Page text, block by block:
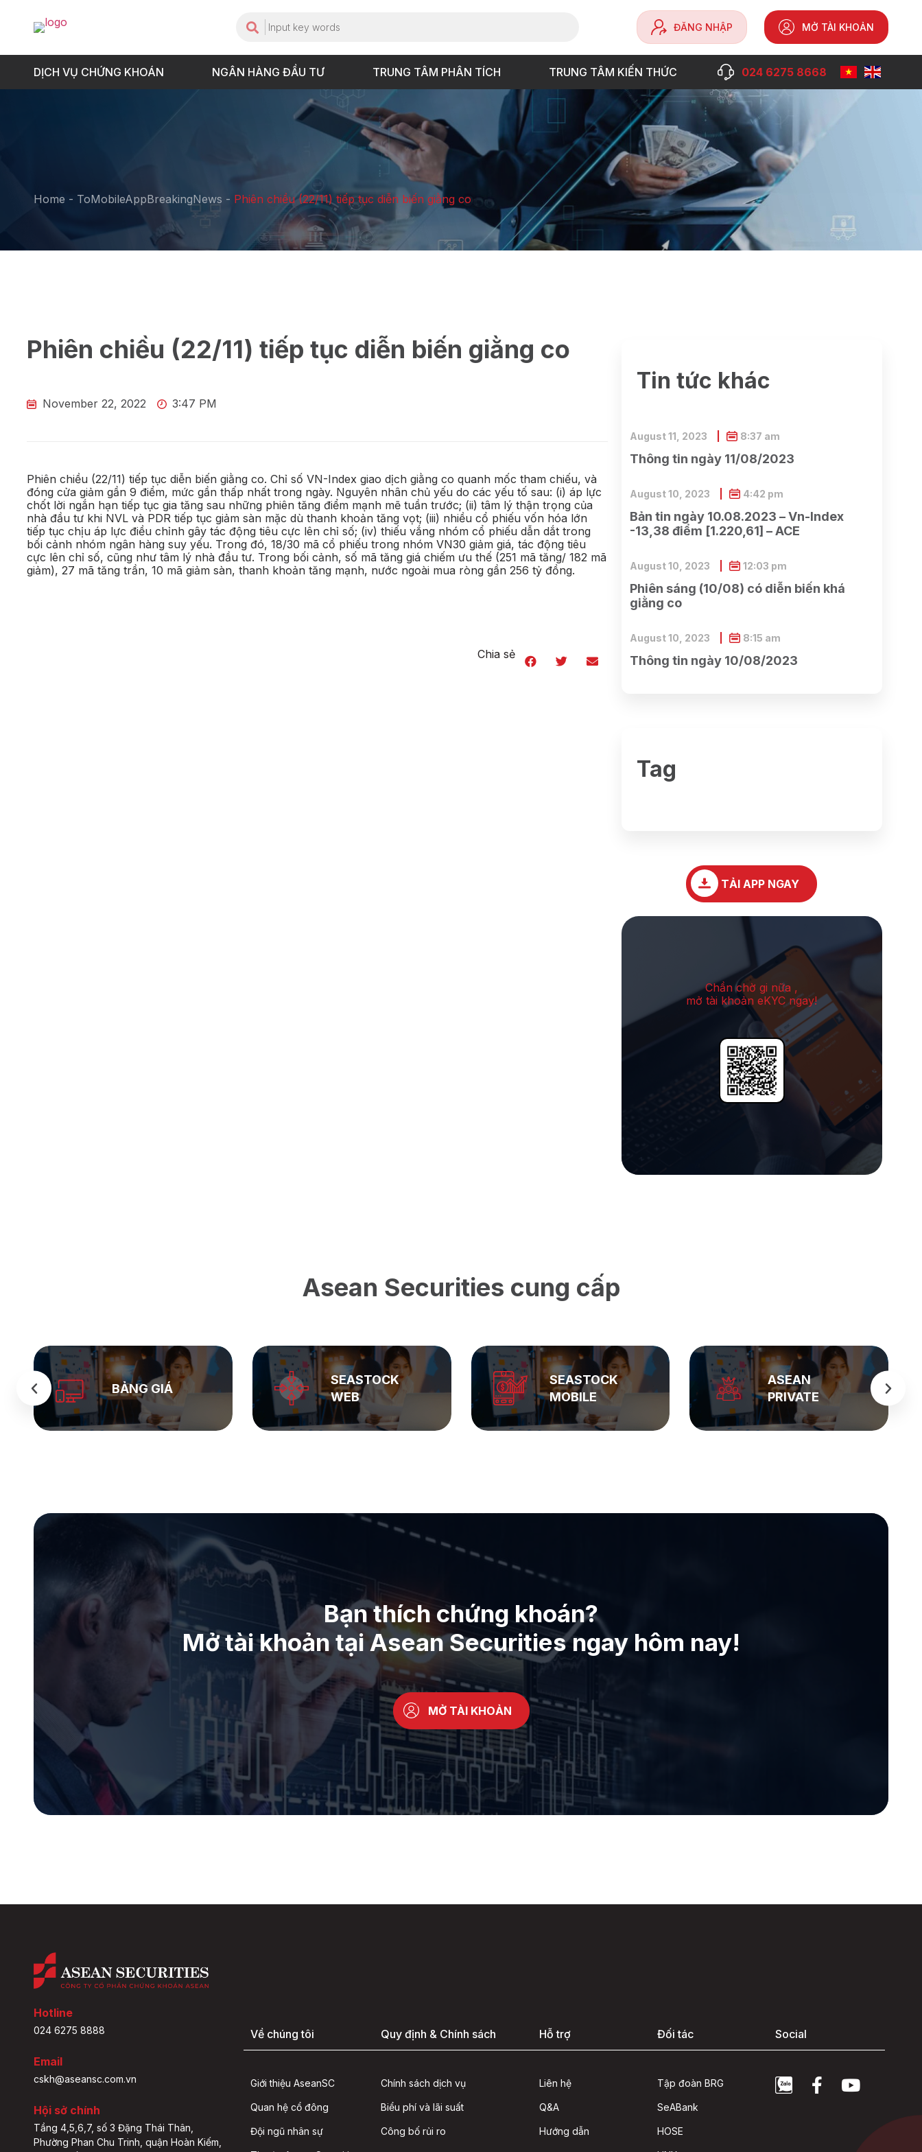
ĐĂNG NHẬP MỞ TÀI KHOẢN
DỊCH VỤ CHỨNG KHOÁN NGÂN HÀNG ĐẦU TƯ TRUNG TÂM PHÂN TÍCH TRUNG TÂM KIẾN THỨC 024 6275 8668
Home - ToMobileAppBreakingNews - Phiên chiều (22/11) tiếp tục diễn biến giằng co
Phiên chiều (22/11) tiếp tục diễn biến giằng co
November 22, 2022 3:47 PM
Phiên chiều (22/11) tiếp tục diễn biến giằng co. Chỉ số VN-Index giao dịch giằng co quanh mốc tham chiếu, và
đóng cửa giảm gần 9 điểm, mức gần thấp nhất trong ngày. Nguyên nhân chủ yếu do các yếu tố sau: (i) áp lực
chốt lời ngắn hạn tiếp tục gia tăng sau những phiên tăng điểm mạnh mẽ tuần trước; (ii) tâm lý thận trọng của
nhà đầu tư khi NVL và PDR tiếp tục giảm sàn mặc dù thanh khoản tăng vọt; (iii) nhiều cổ phiếu vốn hóa lớn
tiếp tục chịu áp lực điều chỉnh gây tác động tiêu cực lên chỉ số; (iv) thiếu vắng nhóm cổ phiếu dẫn dắt trong
bối cảnh nhóm ngân hàng suy yếu. Trong đó, 18/30 mã cổ phiếu trong nhóm VN30 giảm giá, tác động tiêu
cực lên chỉ số, cũng như tâm lý nhà đầu tư. Trong bối cảnh, số mã tăng giá chiếm ưu thế (251 mã tăng/ 182 mã
giảm), 27 mã tăng trần, 10 mã giảm sàn, thanh khoản tăng mạnh, nước ngoài mua ròng gần 256 tỷ đồng.
Chia sẻ
Tin tức khác
Thông tin ngày 11/08/2023
August 11, 2023 8:37 am
Bản tin ngày 10.08.2023 – Vn-Index
-13,38 điểm [1.220,61] – ACE
August 10, 2023 4:42 pm
Phiên sáng (10/08) có diễn biến khá
giằng co
August 10, 2023 12:03 pm
Thông tin ngày 10/08/2023
August 10, 2023 8:15 am
Tag
TẢI APP NGAY
Chần chờ gi nữa ,
mở tài khoản eKYC ngay!
Asean Securities cung cấp
SEASTOCK
WEB
SEASTOCK
MOBILE
ASEAN
PRIVATE
BẢNG GIÁ
Bạn thích chứng khoán?
Mở tài khoản tại Asean Securities ngay hôm nay!
MỞ TÀI KHOẢN
Hotline
024 6275 8888
Email
cskh@aseansc.com.vn
Hội sở chính
Tầng 4,5,6,7, số 3 Đặng Thái Thân,
Phường Phan Chu Trinh, quận Hoàn Kiếm,
Về chúng tôi
Giới thiệu AseanSC
Quan hệ cổ đông
Đội ngũ nhân sự
Quy định & Chính sách
Chính sách dịch vụ
Biểu phí và lãi suất
Công bố rủi ro
Hỗ trợ
Liên hệ
Q&A
Hướng dẫn
Đối tác
Tập đoàn BRG
SeABank
HOSE
Social